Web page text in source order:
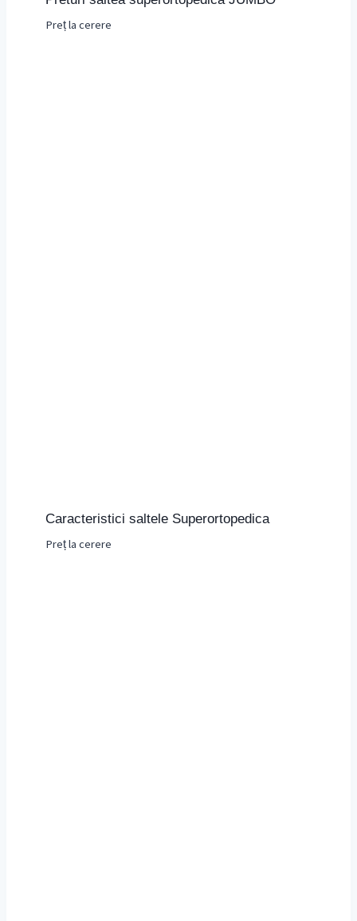
Preț la cerere
Caracteristici saltele Superortopedica
Preț la cerere